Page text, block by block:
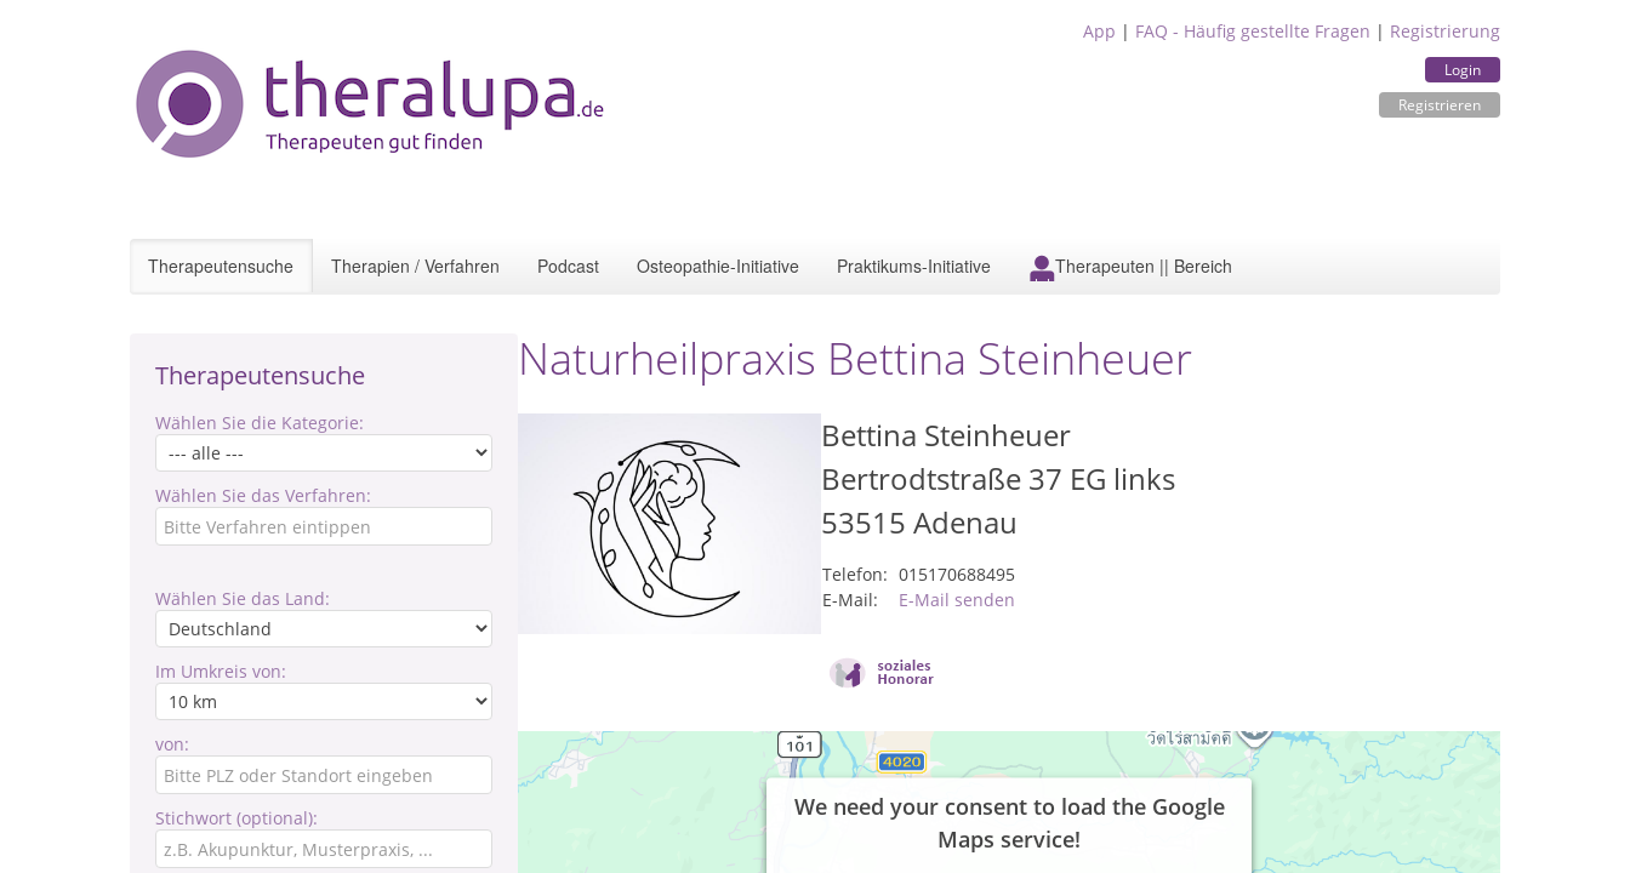
App | FAQ - Häufig gestellte Fragen | Registrierung
Login
Registrieren
Therapeutensuche Therapien / Verfahren Podcast Osteopathie-Initiative Praktikums-Initiative Therapeuten || Bereich
Therapeutensuche
Wählen Sie die Kategorie:
Wählen Sie das Verfahren:
Wählen Sie das Land:
Im Umkreis von:
von:
Stichwort (optional):
Naturheilpraxis Bettina Steinheuer
Bettina Steinheuer
Bertrodtstraße 37 EG links
53515 Adenau
Telefon: 015170688495
E-Mail:
E-Mail senden
We need your consent to load the Google
Maps service!